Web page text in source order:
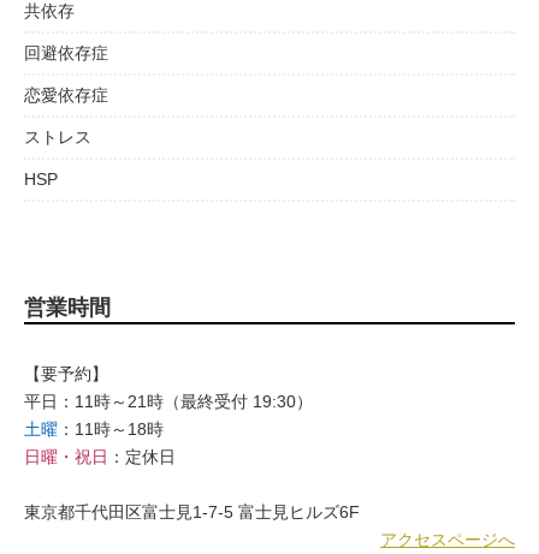
共依存
回避依存症
恋愛依存症
ストレス
HSP
営業時間
【要予約】
平日：11時～21時（最終受付 19:30）
土曜 ：11時～18時
日曜・祝日 ：定休日
東京都千代田区富士見1-7-5 富士見ヒルズ6F
アクセスページへ